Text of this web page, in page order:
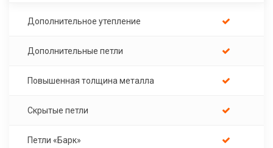
Дополнительное утепление
Дополнительные петли
Повышенная толщина металла
Скрытые петли
Петли «Барк»